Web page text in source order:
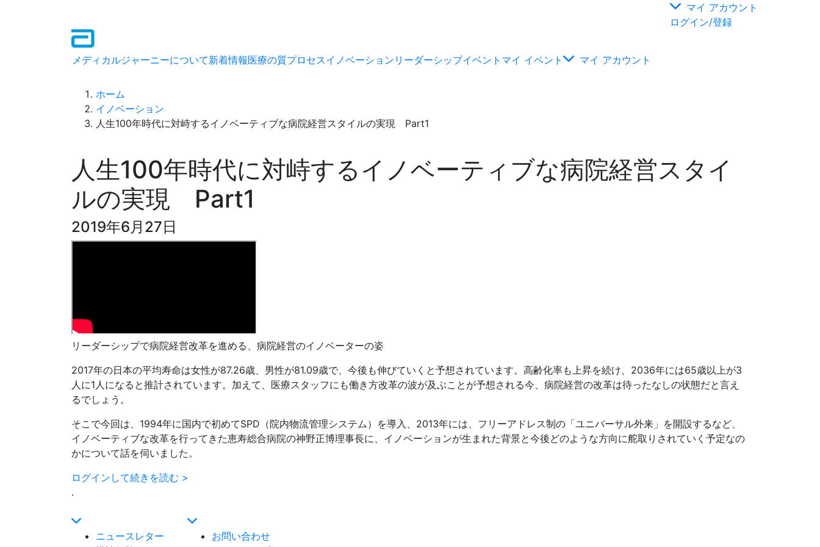
マイ アカウント
ログイン/登録
メディカルジャーニーについて新着情報医療の質プロセスイノベーション リーダーシップイベント マイ イベント マイ アカウント
ホーム
イノベーション
人生100年時代に対峙するイノベーティブな病院経営スタイルの実現 Part1
人生100年時代に対峙するイノベーティブな病院経営スタイ
ルの実現 Part1
2019年6月27日
リーダーシップで病院経営改革を進める、病院経営のイノベーターの姿
2017年の日本の平均寿命は女性が87.26歳、男性が81.09歳で、今後も伸びていくと予想されています。高齢化率も上昇を続け、2036年には65歳以上が3
人に1人になると推計されています。加えて、医療スタッフにも働き方改革の波が及ぶことが予想される今、病院経営の改革は待ったなしの状態だと言え
るでしょう。
そこで今回は、1994年に国内で初めてSPD（院内物流管理システム）を導入、2013年には、フリーアドレス制の「ユニバーサル外来」を開設するなど、
イノベーティブな改革を行ってきた恵寿総合病院の神野正博理事長に、イノベーションが生まれた背景と今後どのような方向に舵取りされていく予定なの
かについて話を伺いました。
ログインして続きを読む >
.
ニュースレター
お問い合わせ